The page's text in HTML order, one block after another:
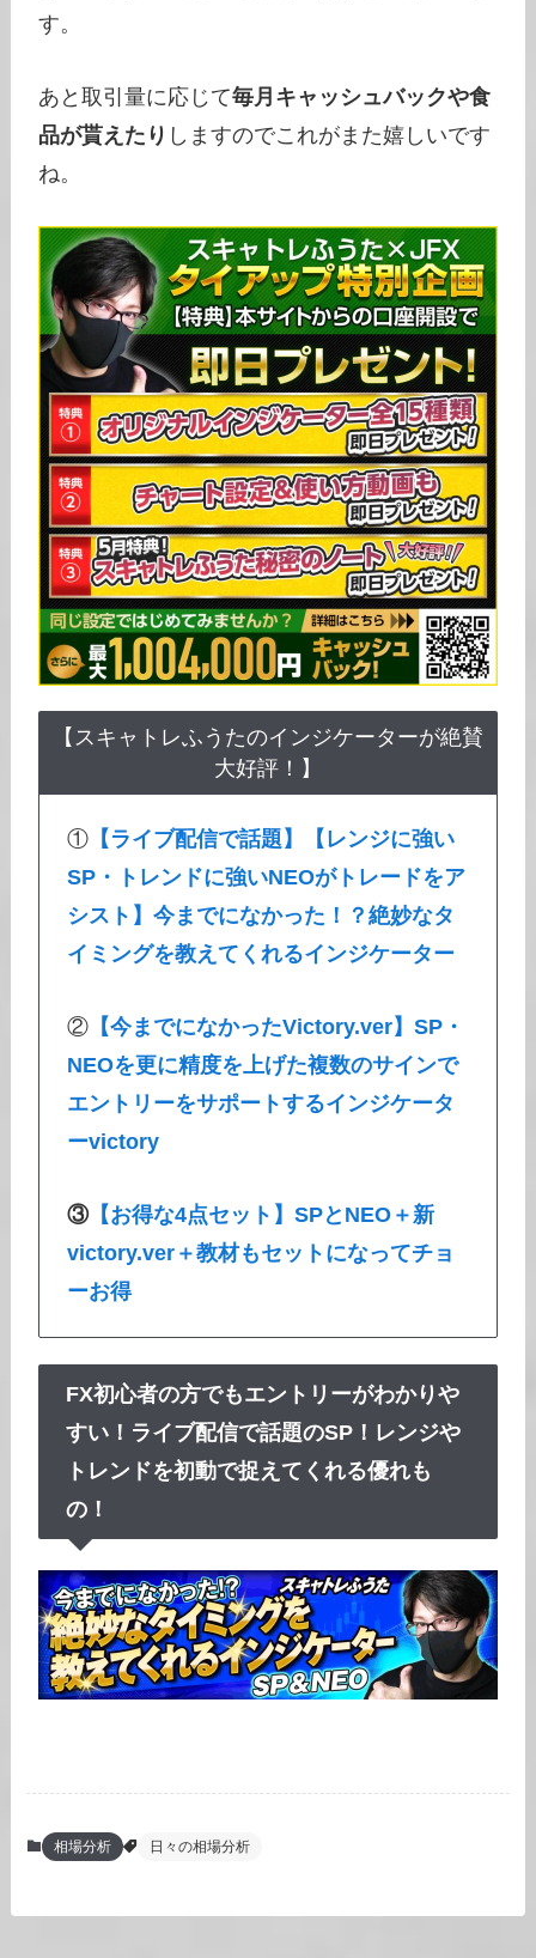
す。
あと取引量に応じて毎月キャッシュバックや食
品が貰えたり しますのでこれがまた嬉しいです
ね。
【スキャトレふうたのインジケーターが絶賛
大好評！】
①【ライブ配信で話題】【レンジに強い
SP・トレンドに強いNEOがトレードをア
シスト】今までになかった！？絶妙なタ
イミングを教えてくれるインジケーター
②【今までになかったVictory.ver】SP・
NEOを更に精度を上げた複数のサインで
エントリーをサポートするインジケータ
ーvictory
③【お得な4点セット】SPとNEO＋新
victory.ver＋教材もセットになってチョ
ーお得
FX初心者の方でもエントリーがわかりや
すい！ライブ配信で話題のSP！レンジや
トレンドを初動で捉えてくれる優れも
の！
相場分析 日々の相場分析